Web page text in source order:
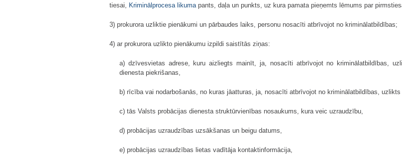
tiesai, Kriminālprocesa likumapants, daļa un punkts, uz kura pamata pieņemts lēmums par
3) prokurora uzliktie pienākumi un pārbaudes laiks, personu nosacīti atbrīvojot no kriminālatbildības;
4) ar prokurora uzlikto pienākumu izpildi saistītās ziņas:
a) dzīvesvietas adrese, kuru aizliegts mainīt, ja, nosacīti atbrīvojot no kriminālatbildības,
dienesta piekrišanas,
b) rīcība vai nodarbošanās, no kuras jāatturas, ja, nosacīti atbrīvojot no kriminālatbildības,
c) tās Valsts probācijas dienesta struktūrvienības nosaukums, kura veic uzraudzību,
d) probācijas uzraudzības uzsākšanas un beigu datums,
e) probācijas uzraudzības lietas vadītāja kontaktinformācija,